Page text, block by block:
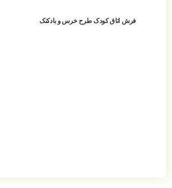
فرش اتاق کودک طرح خرس و بادکنک